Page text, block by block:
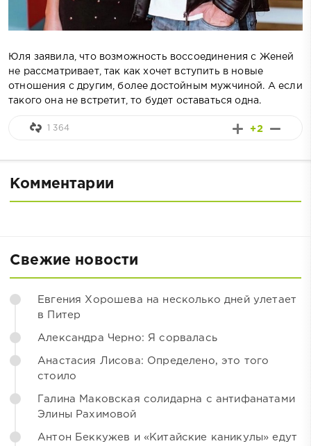
Юля заявила, что возможность воссоединения с Женей
не рассматривает, так как хочет вступить в новые
отношения с другим, более достойным мужчиной. А если
такого она не встретит, то будет оставаться одна.
+2
1 364
Комментарии
Свежие новости
Евгения Хорошева на несколько дней улетает
в Питер
Александра Черно: Я сорвалась
Анастасия Лисова: Определено, это того
стоило
Галина Маковская солидарна с антифанатами
Элины Рахимовой
Антон Беккужев и «Китайские каникулы» едут